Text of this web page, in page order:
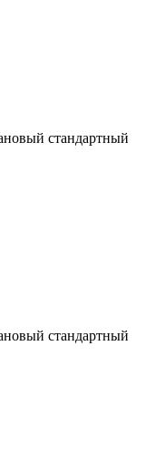
стандартный
стандартный